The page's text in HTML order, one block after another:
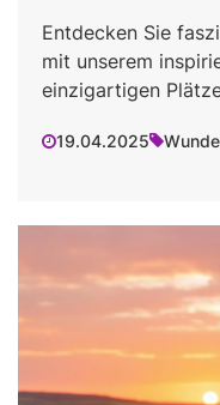
Entdecken Sie
mit unserem
einzigartigen
19.04.2025